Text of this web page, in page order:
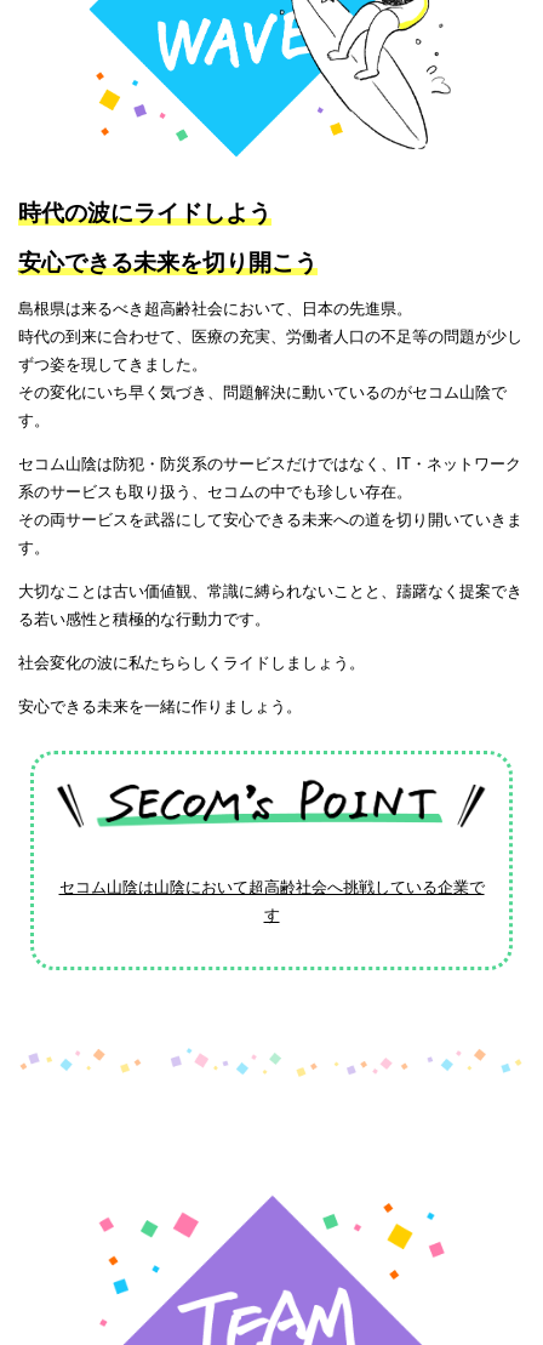
時代の波にライドしよう
安心できる未来を切り開こう
島根県は来るべき超高齢社会において、日本の先進県。
時代の到来に合わせて、医療の充実、労働者人口の不足等の問題が少し
ずつ姿を現してきました。
その変化にいち早く気づき、問題解決に動いているのがセコム山陰で
す。
セコム山陰は防犯・防災系のサービスだけではなく、IT・ネットワーク
系のサービスも取り扱う、セコムの中でも珍しい存在。
その両サービスを武器にして安心できる未来への道を切り開いていきま
す。
大切なことは古い価値観、常識に縛られないことと、躊躇なく提案でき
る若い感性と積極的な行動力です。
社会変化の波に私たちらしくライドしましょう。
安心できる未来を一緒に作りましょう。
セコム山陰は山陰において超高齢社会へ挑戦している企業で
す